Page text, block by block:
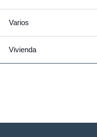
Varios
Vivienda